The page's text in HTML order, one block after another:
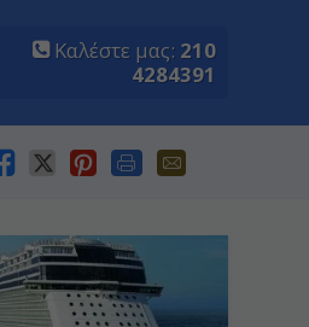
Καλέστε μας: 210
4284391